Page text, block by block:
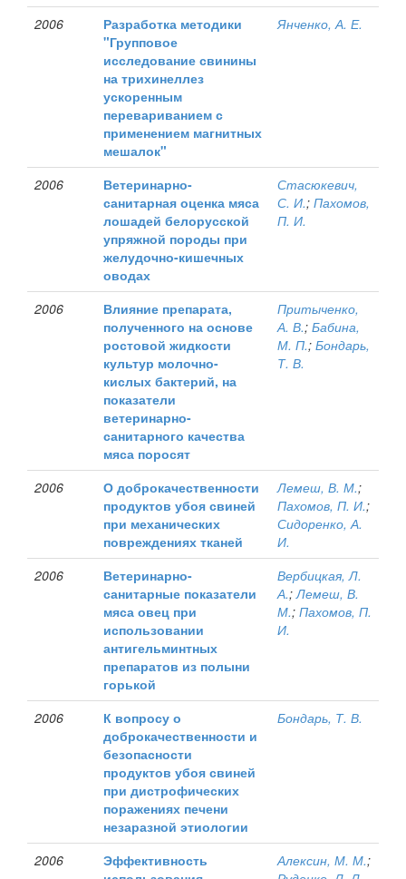
2006
Разработка методики
"Групповое
исследование свинины
на трихинеллез
ускоренным
перевариванием с
применением магнитных
мешалок"
Янченко, А. Е.
2006
Ветеринарно-
санитарная оценка мяса
лошадей белорусской
упряжной породы при
желудочно-кишечных
оводах
Стасюкевич,
С. И.; Пахомов,
П. И.
2006
Влияние препарата,
полученного на основе
ростовой жидкости
культур молочно-
кислых бактерий, на
показатели
ветеринарно-
санитарного качества
мяса поросят
Притыченко,
А. В.; Бабина,
М. П.; Бондарь,
Т. В.
2006
О доброкачественности
продуктов убоя свиней
при механических
повреждениях тканей
Лемеш, В. М.;
Пахомов, П. И.;
Сидоренко, А.
И.
2006
Ветеринарно-
санитарные показатели
мяса овец при
использовании
антигельминтных
препаратов из полыни
горькой
Вербицкая, Л.
А.;Лемеш, В.
М.; Пахомов, П.
И.
2006
К вопросу о
доброкачественности и
безопасности
продуктов убоя свиней
при дистрофических
поражениях печени
незаразной этиологии
Бондарь, Т. В.
2006
Эффективность
Алексин, М. М.;